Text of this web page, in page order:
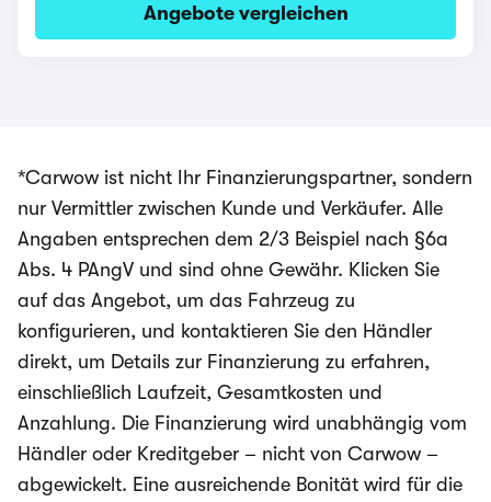
Angebote vergleichen
*Carwow ist nicht Ihr Finanzierungspartner, sondern
nur Vermittler zwischen Kunde und Verkäufer. Alle
Angaben entsprechen dem 2/3 Beispiel nach §6a
Abs. 4 PAngV und sind ohne Gewähr. Klicken Sie
auf das Angebot, um das Fahrzeug zu
konfigurieren, und kontaktieren Sie den Händler
direkt, um Details zur Finanzierung zu erfahren,
einschließlich Laufzeit, Gesamtkosten und
Anzahlung. Die Finanzierung wird unabhängig vom
Händler oder Kreditgeber – nicht von Carwow –
abgewickelt. Eine ausreichende Bonität wird für die